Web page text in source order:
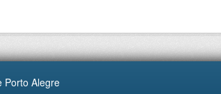
Porto Alegre